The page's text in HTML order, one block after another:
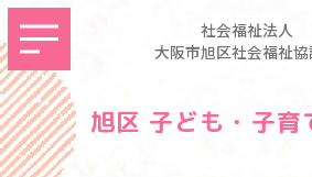
社会福祉法人
大阪市旭区社会福祉協
旭区 子ども・子育